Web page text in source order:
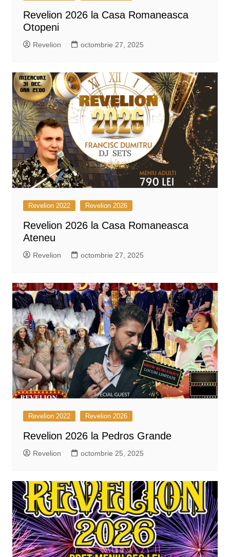
Revelion 2026 la Casa Romaneasca
Otopeni
Revelion octombrie 27, 2025
Revelion 2022 Revelion 2026
Revelion 2026 la Casa Romaneasca
Ateneu
Revelion octombrie 27, 2025
Revelion 2022 Revelion 2026
Revelion 2026 la Pedros Grande
Revelion octombrie 25, 2025